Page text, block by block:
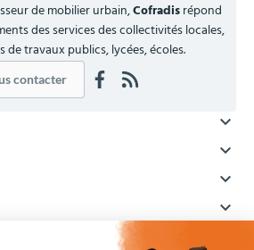
de mobilier urbain,Cofradisrépond
des services des collectivités locales,
de travaux publics, lycées, écoles.
contacter



